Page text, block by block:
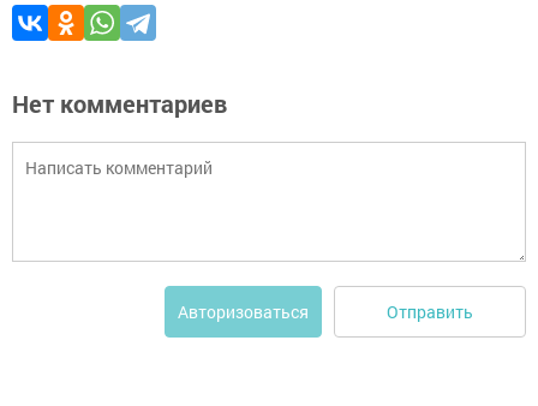
Нет комментариев
Авторизоваться Отправить